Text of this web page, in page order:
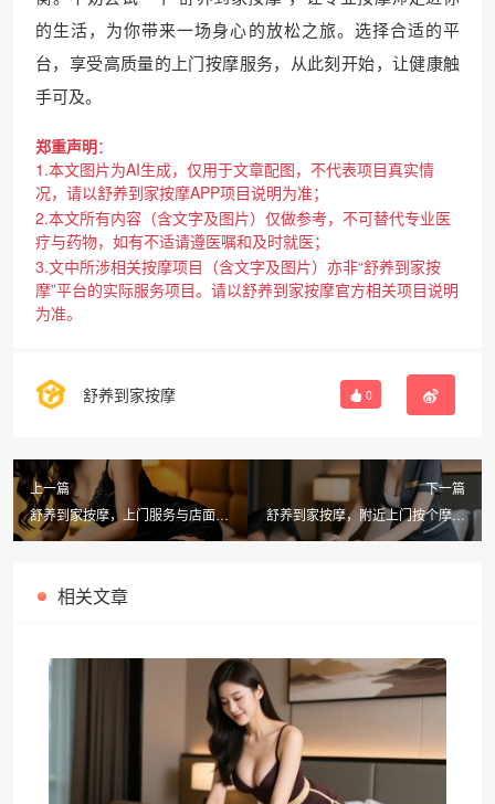
的生活，为你带来一场身心的放松之旅。选择合适的平
台，享受高质量的上门按摩服务，从此刻开始，让健康触
手可及。
郑重声明：
1.本文图片为AI生成，仅用于文章配图，不代表项目真实情
况，请以舒养到家按摩APP项目说明为准；
2.本文所有内容（含文字及图片）仅做参考，不可替代专业医
疗与药物，如有不适请遵医嘱和及时就医；
3.文中所涉相关按摩项目（含文字及图片）亦非“舒养到家按
摩”平台的实际服务项目。请以舒养到家按摩官方相关项目说明
为准。
舒养到家按摩 0
上一篇
舒养到家按摩，上门服务与店面体
验有何不同？
下一篇
舒养到家按摩，附近上门按个摩能
直接干嘛？轻松享受健康生活
相关文章